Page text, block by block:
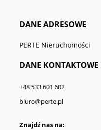
DANE ADRESOWE
PERTE Nieruchomości
DANE KONTAKTOWE
+48 533 601 602
biuro@perte.pl
Znajdź nas na: